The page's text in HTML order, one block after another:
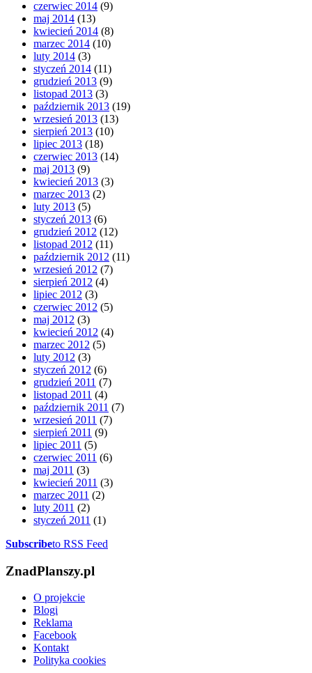
czerwiec 2014 (9)
maj 2014 (13)
kwiecień 2014 (8)
marzec 2014 (10)
luty 2014 (3)
styczeń 2014 (11)
grudzień 2013 (9)
listopad 2013 (3)
październik 2013 (19)
wrzesień 2013 (13)
sierpień 2013 (10)
lipiec 2013 (18)
czerwiec 2013 (14)
maj 2013 (9)
kwiecień 2013 (3)
marzec 2013 (2)
luty 2013 (5)
styczeń 2013 (6)
grudzień 2012 (12)
listopad 2012 (11)
październik 2012 (11)
wrzesień 2012 (7)
sierpień 2012 (4)
lipiec 2012 (3)
czerwiec 2012 (5)
maj 2012 (3)
kwiecień 2012 (4)
marzec 2012 (5)
luty 2012 (3)
styczeń 2012 (6)
grudzień 2011 (7)
listopad 2011 (4)
październik 2011 (7)
wrzesień 2011 (7)
sierpień 2011 (9)
lipiec 2011 (5)
czerwiec 2011 (6)
maj 2011 (3)
kwiecień 2011 (3)
marzec 2011 (2)
luty 2011 (2)
styczeń 2011 (1)
Subscribeto RSS Feed
ZnadPlanszy.pl
O projekcie
Blogi
Reklama
Facebook
Kontakt
Polityka cookies